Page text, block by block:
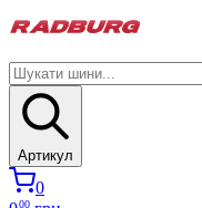
Артикул
0
00